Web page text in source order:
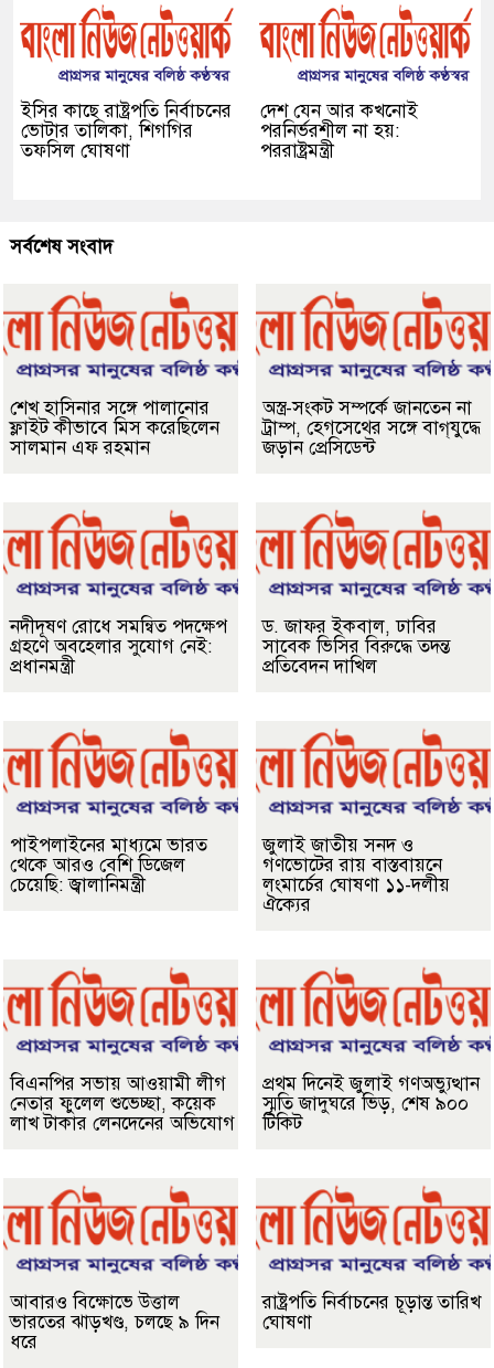
ইসির কাছে রাষ্ট্রপতি নির্বাচনের
ভোটার তালিকা, শিগগির
তফসিল ঘোষণা
দেশ যেন আর কখনোই
পরনির্ভরশীল না হয়:
পররাষ্ট্রমন্ত্রী
সর্বশেষ সংবাদ
শেখ হাসিনার সঙ্গে পালানোর
ফ্লাইট কীভাবে মিস করেছিলেন
সালমান এফ রহমান
অস্ত্র-সংকট সম্পর্কে জানতেন না
ট্রাম্প, হেগসেথের সঙ্গে বাগ্‌যুদ্ধে
জড়ান প্রেসিডেন্ট
নদীদূষণ রোধে সমন্বিত পদক্ষেপ
গ্রহণে অবহেলার সুযোগ নেই:
প্রধানমন্ত্রী
ড. জাফর ইকবাল, ঢাবির
সাবেক ভিসির বিরুদ্ধে তদন্ত
প্রতিবেদন দাখিল
পাইপলাইনের মাধ্যমে ভারত
থেকে আরও বেশি ডিজেল
চেয়েছি: জ্বালানিমন্ত্রী
জুলাই জাতীয় সনদ ও
গণভোটের রায় বাস্তবায়নে
লংমার্চের ঘোষণা ১১-দলীয়
ঐক্যের
বিএনপির সভায় আওয়ামী লীগ
নেতার ফুলেল শুভেচ্ছা, কয়েক
লাখ টাকার লেনদেনের অভিযোগ
প্রথম দিনেই জুলাই গণঅভ্যুত্থান
স্মৃতি জাদুঘরে ভিড়, শেষ ৯০০
টিকিট
আবারও বিক্ষোভে উত্তাল
ভারতের ঝাড়খণ্ড, চলছে ৯ দিন
ধরে
রাষ্ট্রপতি নির্বাচনের চূড়ান্ত তারিখ
ঘোষণা